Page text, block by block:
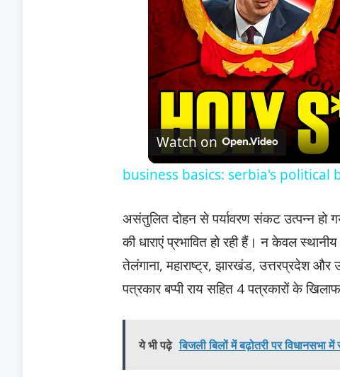
Watch on
business basics: serbia's
असंतुलित दोहन से पर्यावरण संकट उत्पन्न हो
की धाराएं प्रभावित हो रही हैं। न केवल
तेलंगाना, महाराष्ट्र, झारखंड, उत्तरप्रदेश
पत्रकार बप्पी राय सहित 4 पत्रकारों के
ये भी पढ़े बिजली बिलों में बढ़ोतरी पर विधानसभा